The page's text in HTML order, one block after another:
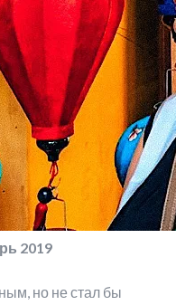
2019
но не стал бы